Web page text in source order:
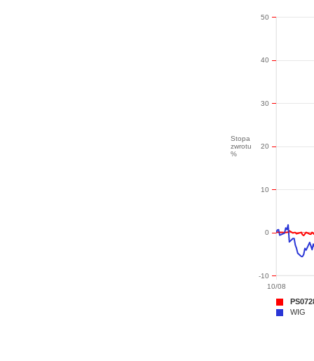
10/08
Stopa
zwrotu
%
-10
0
10
20
30
40
50
WIG